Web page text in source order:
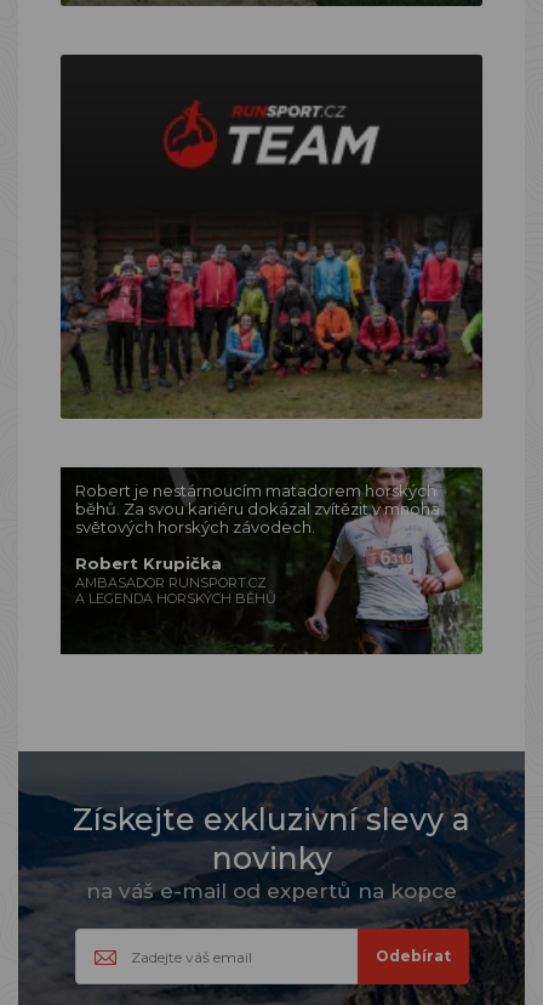
Robert je nestárnoucím matadorem horských
běhů. Za svou kariéru dokázal zvítězit v mnoha
světových horských závodech.
Robert Krupička
AMBASADOR RUNSPORT.CZ
A LEGENDA HORSKÝCH BĚHŮ
Získejte exkluzivní slevy a
novinky
na váš e-mail od expertů na kopce